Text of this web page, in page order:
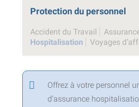
Protection du personnel
Accident du Travail
Hospitalisation
Voyages
Offrez à votre personnel
d’assurance